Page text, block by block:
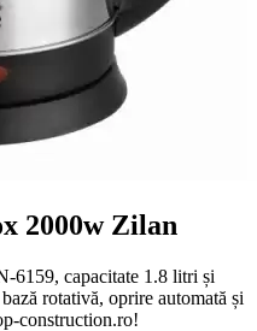
2000w Zilan
6159, capacitate 1.8 litri și
rotativă, oprire automată și
construction.ro!